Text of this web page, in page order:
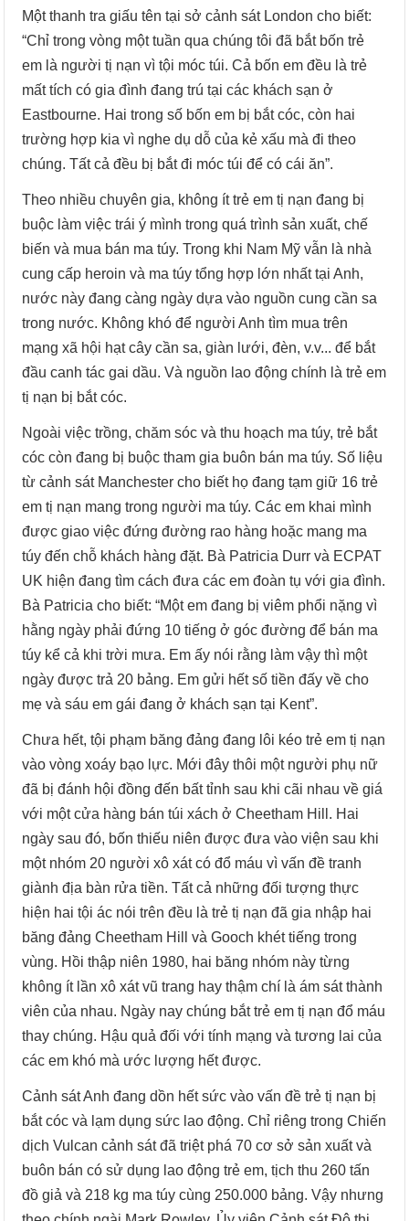
Một thanh tra giấu tên tại sở cảnh sát London cho biết:
“Chỉ trong vòng một tuần qua chúng tôi đã bắt bốn trẻ
em là người tị nạn vì tội móc túi. Cả bốn em đều là trẻ
mất tích có gia đình đang trú tại các khách sạn ở
Eastbourne. Hai trong số bốn em bị bắt cóc, còn hai
trường hợp kia vì nghe dụ dỗ của kẻ xấu mà đi theo
chúng. Tất cả đều bị bắt đi móc túi để có cái ăn”.
Theo nhiều chuyên gia, không ít trẻ em tị nạn đang bị
buộc làm việc trái ý mình trong quá trình sản xuất, chế
biến và mua bán ma túy. Trong khi Nam Mỹ vẫn là nhà
cung cấp heroin và ma túy tổng hợp lớn nhất tại Anh,
nước này đang càng ngày dựa vào nguồn cung cần sa
trong nước. Không khó để người Anh tìm mua trên
mạng xã hội hạt cây cần sa, giàn lưới, đèn, v.v... để bắt
đầu canh tác gai dầu. Và nguồn lao động chính là trẻ em
tị nạn bị bắt cóc.
Ngoài việc trồng, chăm sóc và thu hoạch ma túy, trẻ bắt
cóc còn đang bị buộc tham gia buôn bán ma túy. Số liệu
từ cảnh sát Manchester cho biết họ đang tạm giữ 16 trẻ
em tị nạn mang trong người ma túy. Các em khai mình
được giao việc đứng đường rao hàng hoặc mang ma
túy đến chỗ khách hàng đặt. Bà Patricia Durr và ECPAT
UK hiện đang tìm cách đưa các em đoàn tụ với gia đình.
Bà Patricia cho biết: “Một em đang bị viêm phổi nặng vì
hằng ngày phải đứng 10 tiếng ở góc đường để bán ma
túy kể cả khi trời mưa. Em ấy nói rằng làm vậy thì một
ngày được trả 20 bảng. Em gửi hết số tiền đấy về cho
mẹ và sáu em gái đang ở khách sạn tại Kent”.
Chưa hết, tội phạm băng đảng đang lôi kéo trẻ em tị nạn
vào vòng xoáy bạo lực. Mới đây thôi một người phụ nữ
đã bị đánh hội đồng đến bất tỉnh sau khi cãi nhau về giá
với một cửa hàng bán túi xách ở Cheetham Hill. Hai
ngày sau đó, bốn thiếu niên được đưa vào viện sau khi
một nhóm 20 người xô xát có đổ máu vì vấn đề tranh
giành địa bàn rửa tiền. Tất cả những đối tượng thực
hiện hai tội ác nói trên đều là trẻ tị nạn đã gia nhập hai
băng đảng Cheetham Hill và Gooch khét tiếng trong
vùng. Hồi thập niên 1980, hai băng nhóm này từng
không ít lần xô xát vũ trang hay thậm chí là ám sát thành
viên của nhau. Ngày nay chúng bắt trẻ em tị nạn đổ máu
thay chúng. Hậu quả đối với tính mạng và tương lai của
các em khó mà ước lượng hết được.
Cảnh sát Anh đang dồn hết sức vào vấn đề trẻ tị nạn bị
bắt cóc và lạm dụng sức lao động. Chỉ riêng trong Chiến
dịch Vulcan cảnh sát đã triệt phá 70 cơ sở sản xuất và
buôn bán có sử dụng lao động trẻ em, tịch thu 260 tấn
đồ giả và 218 kg ma túy cùng 250.000 bảng. Vậy nhưng